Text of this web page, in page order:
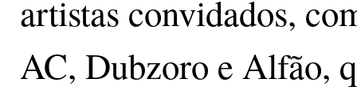
artistas convidados,
AC, Dubzoro e Alfão,